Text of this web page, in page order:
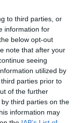
to third parties, or
information for
below opt-out
note that after your
seeing
utilized by
parties prior to
of the further
third parties on the
information may
10.000 lei,
Sentinţa, dată în
prin neapelare.
în termen de
acesteia,
urmare, a fost